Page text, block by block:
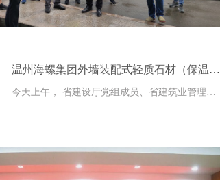
温州海螺集团外墙装配式轻质石材（保温一
体板）助力龙港环境整治
今天上午， 省建设厅党组成员、省建筑业管理总
《人民路文明示范街沿街建筑物外立面改造整治
工程项目》实施情况，详细了解龙港…